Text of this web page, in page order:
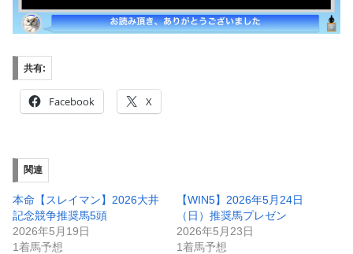
共有:
Facebook X
関連
本命【スレイマン】2026大井
記念競争推奨馬5頭
2026年5月19日
1着馬予想
【WIN5】2026年5月24日
（日）推奨馬プレゼン
2026年5月23日
1着馬予想